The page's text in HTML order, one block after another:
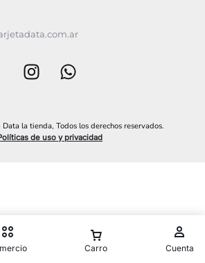
la tienda, Todos los derechos reservados.
de uso y privacidad
Carro Cuenta